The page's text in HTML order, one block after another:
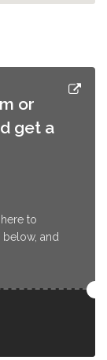
or
get a
to
and